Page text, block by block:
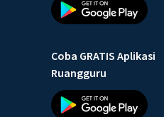
Coba GRATIS Aplikasi
Ruangguru